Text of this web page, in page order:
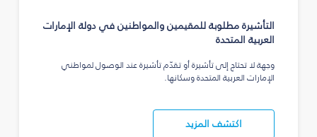
التأشيرة مطلوبة للمقيمين والمواطنين في دولة الإمارات
العربية المتحدة
وجهة لا تحتاج إلى تأشيرة أو تقدّم تأشيرة عند الوصول لمواطني
الإمارات العربية المتحدة وسكانها.
اكتشف المزيد